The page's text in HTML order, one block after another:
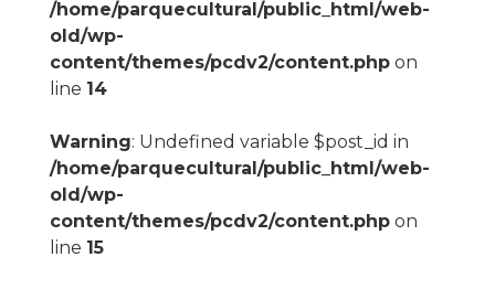
/home/parquecultural/public_html/web-
old/wp-
content/themes/pcdv2/content.phpon
line 14
Warning: Undefined variable $post_id in
/home/parquecultural/public_html/web-
old/wp-
content/themes/pcdv2/content.phpon
line 15